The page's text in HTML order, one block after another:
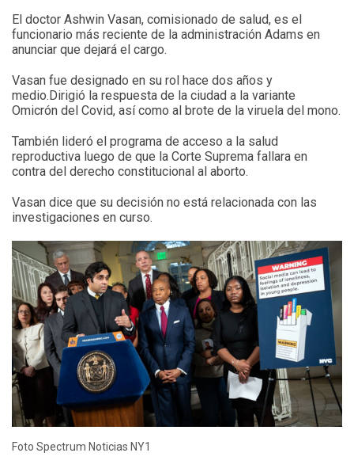
El doctor Ashwin Vasan, comisionado de salud, es el
funcionario más reciente de la administración Adams en
anunciar que dejará el cargo.
Vasan fue designado en su rol hace dos años y
medio.Dirigió la respuesta de la ciudad a la variante
Omicrón del Covid, así como al brote de la viruela del mono.
También lideró el programa de acceso a la salud
reproductiva luego de que la Corte Suprema fallara en
contra del derecho constitucional al aborto.
Vasan dice que su decisión no está relacionada con las
investigaciones en curso.
Foto Spectrum Noticias NY1